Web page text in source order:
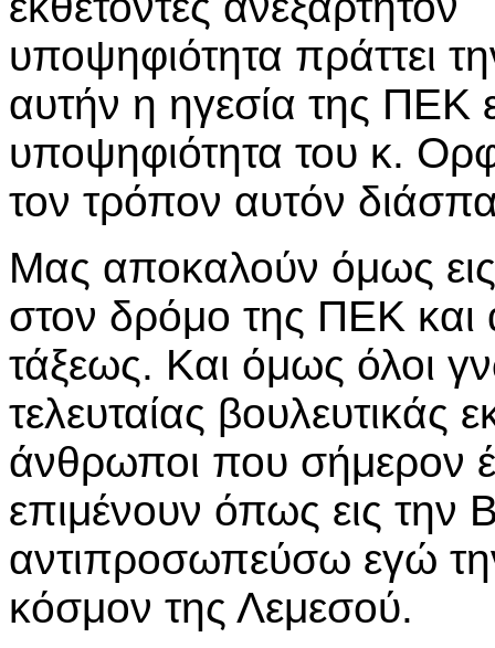
υποψηφιότητα πράττει
αυτήν η ηγεσία της ΠΕΚ
υποψηφιότητα του κ.
τον τρόπον αυτόν
Μας αποκαλούν όμως
στον δρόμο της ΠΕΚ και
τάξεως. Και όμως όλοι
τελευταίας βουλευτικάς
άνθρωποι που σήμερον
επιμένουν όπως εις
αντιπροσωπεύσω εγώ
κόσμον της Λεμεσού.